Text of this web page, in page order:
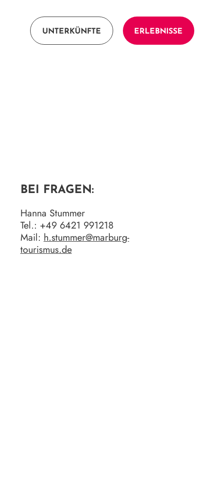
UNTERKÜNFTE ERLEBNISSE
BEI FRAGEN:
Hanna Stummer
Tel.: +49 6421 991218
Mail: h.stummer@marburg-
tourismus.de